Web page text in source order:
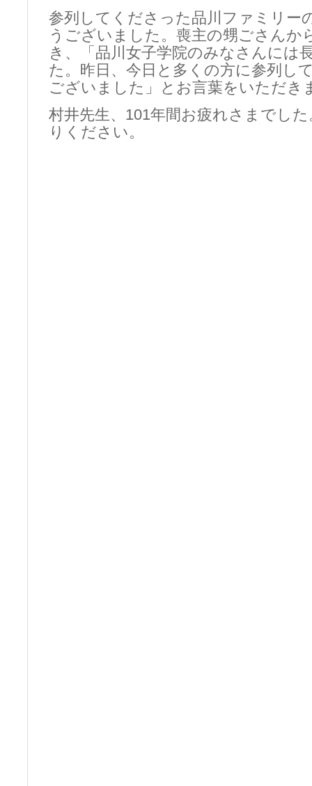
参列してくださった品川ファミリー
うございました。喪主の甥ごさんか
き、「品川女子学院のみなさんには
た。昨日、今日と多くの方に参列し
ございました」とお言葉をいただき
村井先生、101年間お疲れさまでし
りください。